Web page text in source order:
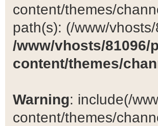
content/themes/
path(s): (/www/
/www/vhosts/81096/
content/themes/
Warning: include(/
content/themes/